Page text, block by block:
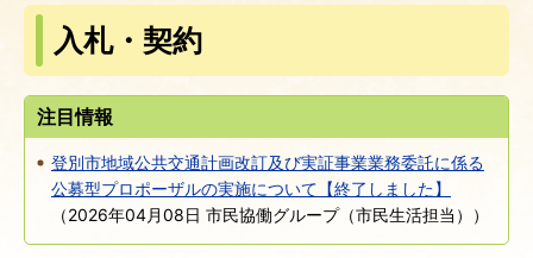
入札・契約
注目情報
登別市地域公共交通計画改訂及び実証事業業務委託に係る
公募型プロポーザルの実施について【終了しました】
（2026年04月08日 市民協働グループ（市民生活担当） ）